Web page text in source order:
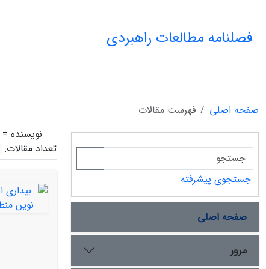
فصلنامه مطالعات راهبردی
صفحه اصلی
فهرست مقالات
نویسنده =
تعداد مقالات:
جستجوی پیشرفته
صفحه اصلی
مرور